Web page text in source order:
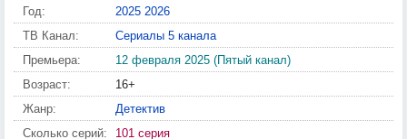
Год:
2025 2026
ТВ Канал:
Сериалы 5 канала
Премьера:
12 февраля 2025 (Пятый канал)
Возраст:
16+
Жанр:
Детектив
Сколько серий:
101 серия